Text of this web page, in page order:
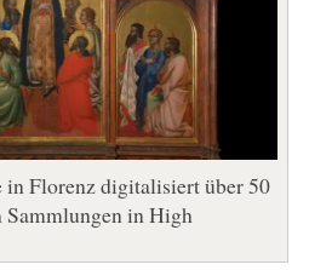
Florenz digitalisiert über 50
in High